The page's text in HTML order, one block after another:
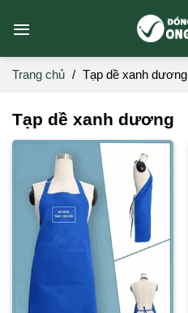
Trang chủ / Tạp dề xanh dương
Tạp dề xanh dương